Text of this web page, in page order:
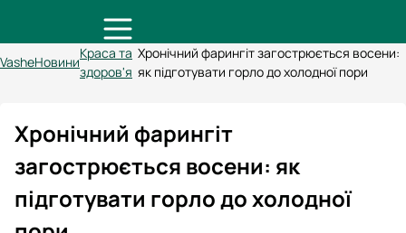
VasheНовини
Краса та
здоров'я
Хронічний фарингіт загострюється восени:
як підготувати горло до холодної пори
Хронічний фарингіт
загострюється восени: як
підготувати горло до холодної